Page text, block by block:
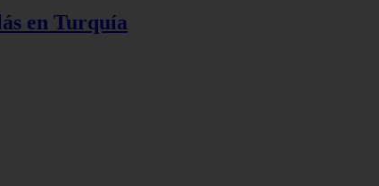
en Turquía